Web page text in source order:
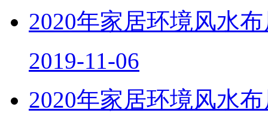
2020年家居环境风水
2019-11-06
2020年家居环境风水